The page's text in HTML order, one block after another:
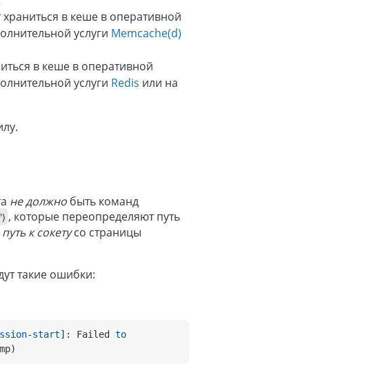
в кеше в оперативной
услуги Memcache(d)
в кеше в оперативной
услуги Redis или на
не должно быть команд
, которые переопределяют путь
путь к сокетусо страницы
такие ошибки:
-start]: Failed to